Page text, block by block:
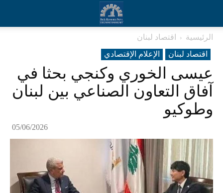
الرئيسية
اقتصاد لبنان
اقتصاد لبنان
الإعلام الإقتصادي
عيسى الخوري وكنجي بحثا في
آفاق التعاون الصناعي بين لبنان
وطوكيو
05/06/2026